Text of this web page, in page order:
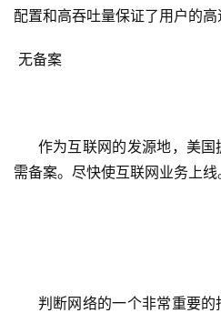
配置和高吞吐量保证了用户的高
无备案
需备案。尽快使互联网业务上线